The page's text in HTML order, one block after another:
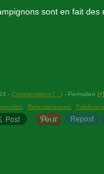
- Commentaires [ ] - Permalien [#]
Reticulariaceae
Repost